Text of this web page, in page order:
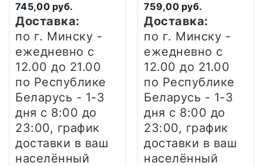
745,00 руб.
Доставка:
по г. Минску -
ежедневно с
12.00 до 21.00
по Республике
Беларусь - 1-3
дня с 8:00 до
23:00, график
доставки в ваш
населённый
759,00 руб.
Доставка:
по г. Минску -
ежедневно с
12.00 до 21.00
по Республике
Беларусь - 1-3
дня с 8:00 до
23:00, график
доставки в ваш
населённый